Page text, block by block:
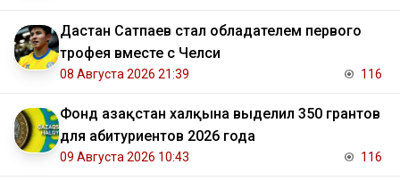
Дастан Сатпаев стал обладателем первого
трофея вместе с Челси
08 Августа 2026 21:39 116
Фонд Қазақстан халқына выделил 350 грантов
для абитуриентов 2026 года
09 Августа 2026 10:43 116